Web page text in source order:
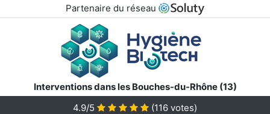
Partenaire du réseau
Interventions dans les Bouches-du-Rhône (13)
4.9/5
(116 votes)